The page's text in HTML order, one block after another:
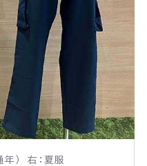
年） 右：夏服